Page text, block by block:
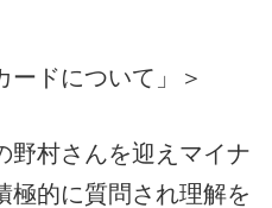
ードについて」＞
村さんを迎えマイナ
極的に質問され理解を